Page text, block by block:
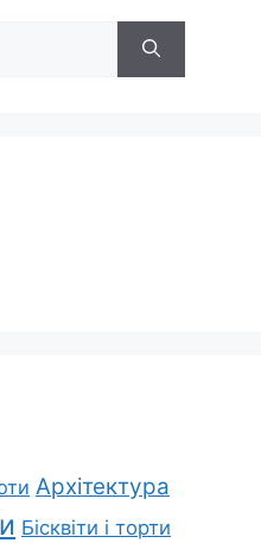
Архітектура
Бісквіти і торти